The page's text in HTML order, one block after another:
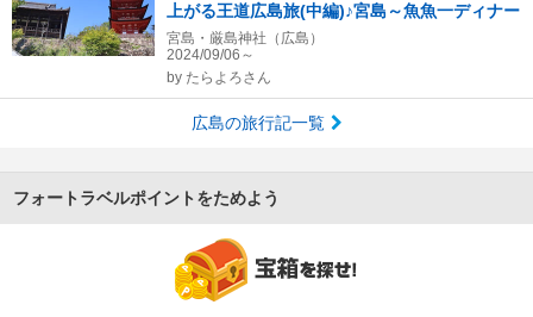
上がる王道広島旅(中編)♪宮島～魚魚一ディナー
宮島・厳島神社（広島）
2024/09/06～
by たらよろさん
広島の旅行記一覧
フォートラベルポイントをためよう